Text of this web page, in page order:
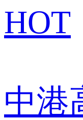
HOT
中港